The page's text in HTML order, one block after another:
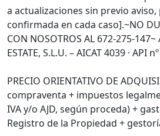
a actualizaciones sin previo
confirmada en cada caso].~NO
CON NOSOTROS AL 672-275-147~
ESTATE, S.L.U. – AICAT 4039 · API
PRECIO ORIENTATIVO DE
compraventa + impuestos
IVA y/o AJD, según proceda) +
Registro de la Propiedad +